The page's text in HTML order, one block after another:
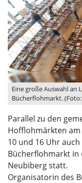
Eine große Auswahl an
Bücherflohmarkt.
Parallel zu den
Hofflohmärkten am
10 und 16 Uhr
Bücherflohmarkt in
Neubiberg statt.
Organisatorin des